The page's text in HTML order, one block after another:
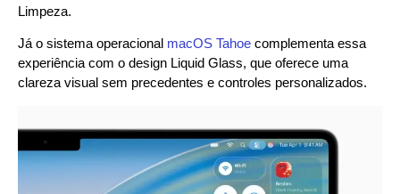
Limpeza.
Já o sistema operacional macOS Tahoe complementa essa
experiência com o design Liquid Glass, que oferece uma
clareza visual sem precedentes e controles personalizados.